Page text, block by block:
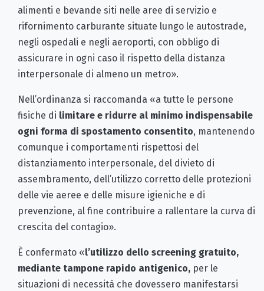
alimenti e bevande siti nelle aree di servizio e
rifornimento carburante situate lungo le autostrade,
negli ospedali e negli aeroporti, con obbligo di
assicurare in ogni caso il rispetto della distanza
interpersonale di almeno un metro».
Nell’ordinanza si raccomanda «a tutte le persone
fisiche di limitare e ridurre al minimo indispensabile
ogni forma di spostamento consentito, mantenendo
comunque i comportamenti rispettosi del
distanziamento interpersonale, del divieto di
assembramento, dell’utilizzo corretto delle protezioni
delle vie aeree e delle misure igieniche e di
prevenzione, al fine contribuire a rallentare la curva di
crescita del contagio».
È confermato «l’utilizzo dello screening gratuito,
mediante tampone rapido antigenico, per le
situazioni di necessità che dovessero manifestarsi